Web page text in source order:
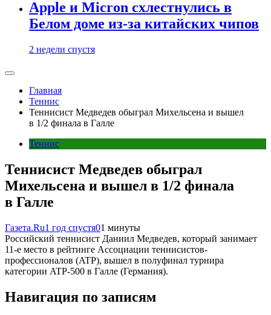
Apple и Micron схлестнулись в
Белом доме из-за китайских чипов
2 недели спустя
Главная
Теннис
Теннисист Медведев обыграл Михельсена и вышел
в 1/2 финала в Галле
Теннис
Теннисист Медведев обыграл
Михельсена и вышел в 1/2 финала
в Галле
Газета.Ru1 год спустя01 минуты
Российский теннисист Даниил Медведев, который занимает
11-е место в рейтинге Ассоциации теннисистов-
профессионалов (ATP), вышел в полуфинал турнира
категории ATP-500 в Галле (Германия).
Навигация по записям